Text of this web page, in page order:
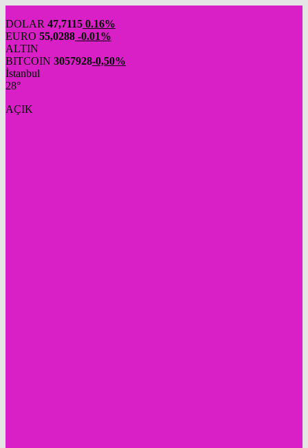
DOLAR 47,7115 0.16%
EURO 55,0288 -0.01%
ALTIN
BITCOIN 3057928-0,50%
İstanbul
28°
AÇIK